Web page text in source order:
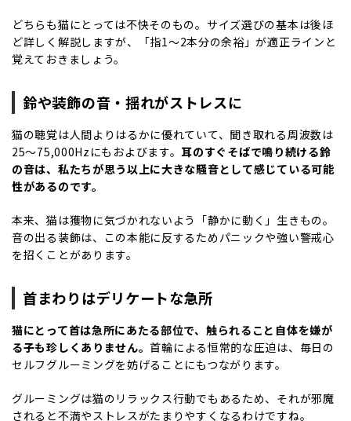
どちらも猫にとっては不快そのもの。サイズ選びの基本は後ほ
ど詳しく解説しますが、「指1～2本分の余裕」が適正ラインと
覚えておきましょう。
鈴や装飾の音・揺れがストレスに
猫の聴覚は人間よりはるかに優れていて、聞き取れる周波数は
25～75,000Hz にもおよびます。耳のすぐそばで鳴り続ける鈴
の音は、私たちが思う以上に大きな騒音として感じている可能
性があるのです。
本来、猫は獲物に気づかれないよう「静かに動く」生きもの。
音の出る装飾は、この本能に反するためパニックや強い警戒心
を招くことがあります。
首まわりはデリケートな急所
猫にとって首は急所にあたる部位で、触られること自体を嫌が
る子も珍しくありません。 首輪による恒常的な圧迫は、毎日の
セルフグルーミングを妨げることにもつながります。
グルーミングは猫のリラックス行動でもあるため、それが邪魔
されると不満やストレスがたまりやすくなるわけですね。